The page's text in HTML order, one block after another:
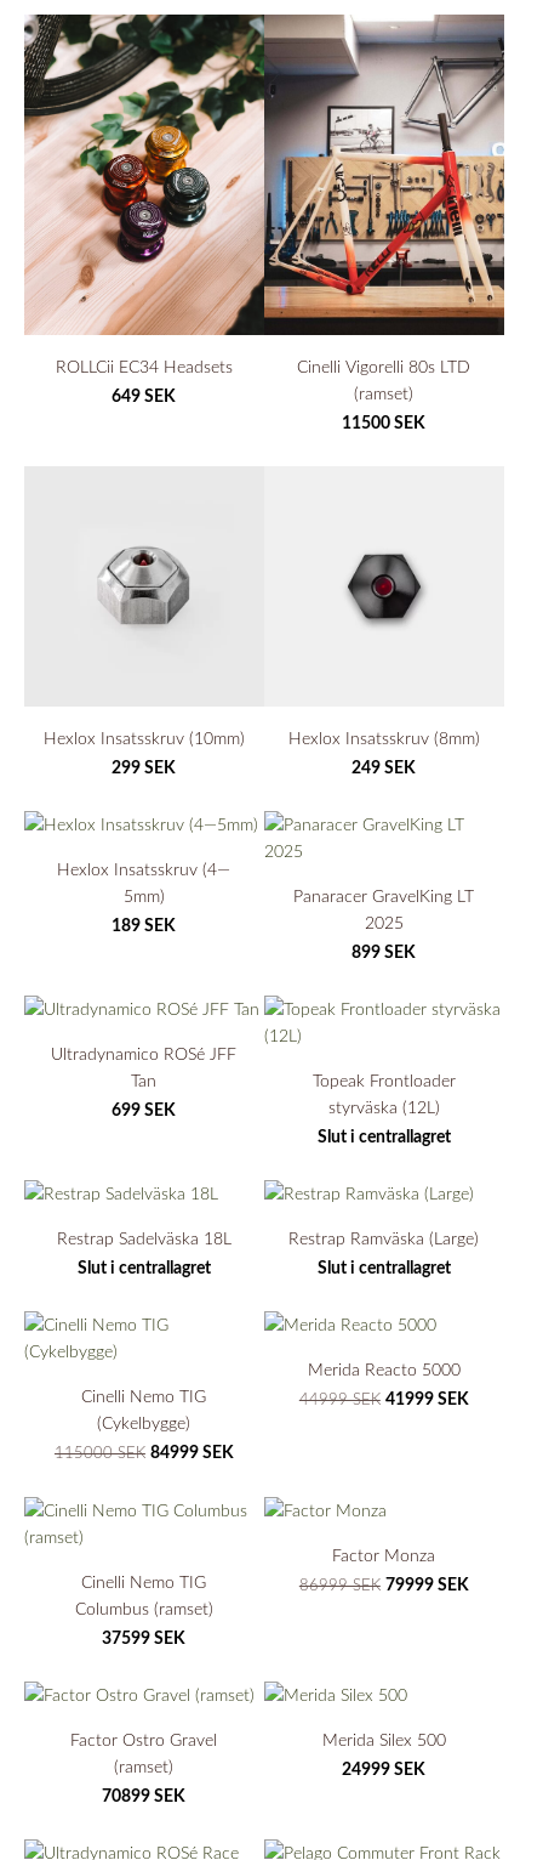
ROLLCii EC34 Headsets
649 SEK
Cinelli Vigorelli 80s LTD
(ramset)
11500 SEK
Hexlox Insatsskruv (10mm)
299 SEK
Hexlox Insatsskruv (8mm)
249 SEK
Hexlox Insatsskruv (4—
5mm)
189 SEK
Panaracer GravelKing LT
2025
899 SEK
Ultradynamico ROSé JFF
Tan
699 SEK
Topeak Frontloader
styrväska (12L)
Slut i centrallagret
Restrap Sadelväska 18L
Slut i centrallagret
Restrap Ramväska (Large)
Slut i centrallagret
Cinelli Nemo TIG
(Cykelbygge)
115000 SEK 84999 SEK
Merida Reacto 5000
44999 SEK 41999 SEK
Cinelli Nemo TIG
Columbus (ramset)
37599 SEK
Factor Monza
86999 SEK 79999 SEK
Factor Ostro Gravel
(ramset)
70899 SEK
Merida Silex 500
24999 SEK